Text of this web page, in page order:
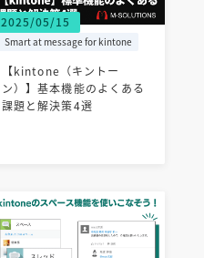
2025/05/15
Smart at message for kintone
【kintone（キントー
ン）】基本機能のよくある
課題と解決策4選